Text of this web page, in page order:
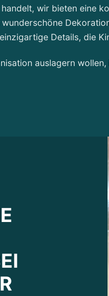
wir bieten eine
Details, die
auslagern